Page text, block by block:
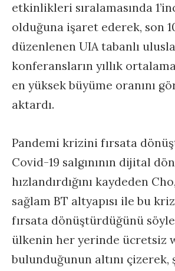
etkinlikleri sıralamasında
olduğuna işaret ederek, son
düzenlenen UIA tabanlı
konferansların yıllık
en yüksek büyüme oranını
aktardı.
Pandemi krizini fırsata
Covid-19 salgınının dijital
hızlandırdığını kaydeden
sağlam BT altyapısı ile bu
fırsata dönüştürdüğünü
ülkenin her yerinde ücretsiz
bulunduğunun altını çizerek,